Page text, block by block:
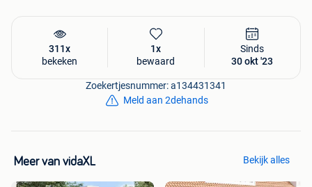
311x
bekeken
1x
bewaard
Sinds
30 okt '23
Zoekertjesnummer: a134431341
Meld aan 2dehands
Meer van vidaXL Bekijk alles